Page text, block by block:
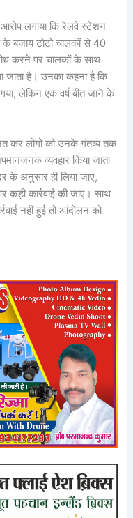
लगाया कि रेलवे स्टेशन
के बजाय टोटो चालकों से 40
करने पर चालकों के साथ
जाता है। उनका कहना है कि
लेकिन एक वर्ष बीत जाने के
कर लोगों को उनके गंतव्य तक
व्यवहार किया जाता
के अनुसार ही लिया जाए,
कड़ी कार्रवाई की जाए। साथ
नहीं हुई तो आंदोलन को